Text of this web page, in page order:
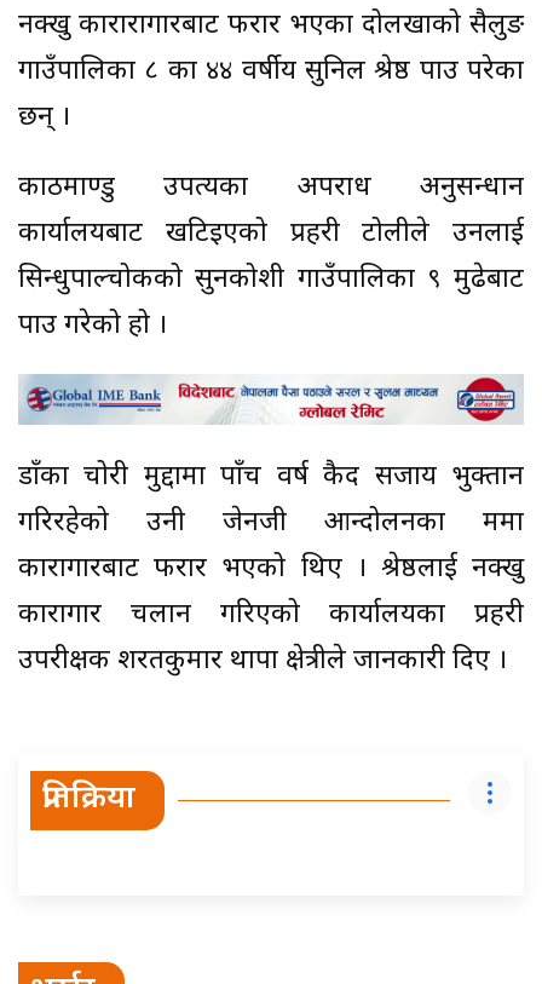
नक्खु कारारागारबाट फरार भएका दोलखाको सैलुङ
गाउँपालिका ८ का ४४ वर्षीय सुनिल श्रेष्ठ पक्राउ परेका
छन् ।
काठमाण्डु उपत्यका अपराध अनुसन्धान
कार्यालयबाट खटिइएको प्रहरी टोलीले उनलाई
सिन्धुपाल्चोकको सुनकोशी गाउँपालिका ९ मुढेबाट
पक्राउ गरेको हो ।
डाँका चोरी मुद्दामा पाँच वर्ष कैद सजाय भुक्तान
गरिरहेको उनी जेनजी आन्दोलनका क्रममा
कारागारबाट फरार भएको थिए । श्रेष्ठलाई नक्खु
कारागार चलान गरिएको कार्यालयका प्रहरी
उपरीक्षक शरतकुमार थापा क्षेत्रीले जानकारी दिए ।
प्रतिक्रिया